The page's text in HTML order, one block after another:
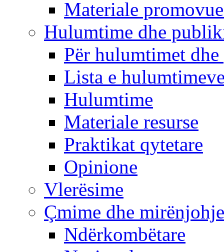
Materiale
Hulumtime dhe
Për hulumtimet
Lista e
Hulumtime
Materiale resurse
Praktikat qytetare
Opinione
Vlerësime
Çmime dhe mirënjohje
Ndërkombëtare